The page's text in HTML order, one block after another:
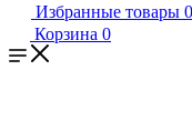
Избранные товары 0
Корзина 0